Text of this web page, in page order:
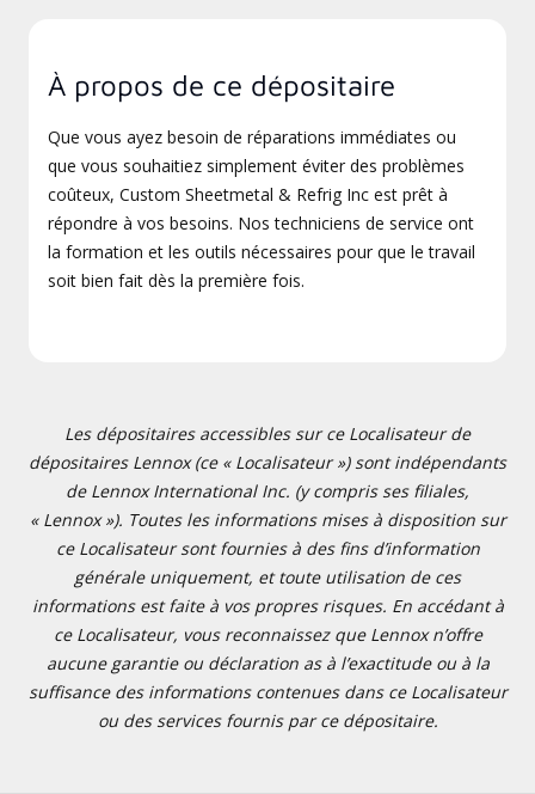
À propos de ce dépositaire
Que vous ayez besoin de réparations immédiates ou
que vous souhaitiez simplement éviter des problèmes
coûteux, Custom Sheetmetal & Refrig Inc est prêt à
répondre à vos besoins. Nos techniciens de service ont
la formation et les outils nécessaires pour que le travail
soit bien fait dès la première fois.
Les dépositaires accessibles sur ce Localisateur de
dépositaires Lennox (ce « Localisateur ») sont indépendants
de Lennox International Inc. (y compris ses filiales,
« Lennox »). Toutes les informations mises à disposition sur
ce Localisateur sont fournies à des fins d’information
générale uniquement, et toute utilisation de ces
informations est faite à vos propres risques. En accédant à
ce Localisateur, vous reconnaissez que Lennox n’offre
aucune garantie ou déclaration as à l’exactitude ou à la
suffisance des informations contenues dans ce Localisateur
ou des services fournis par ce dépositaire.